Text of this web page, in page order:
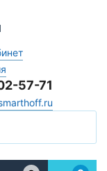
57-71